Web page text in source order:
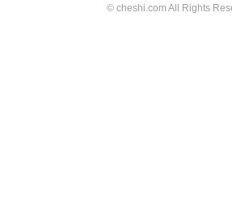
© cheshi.com All Rights